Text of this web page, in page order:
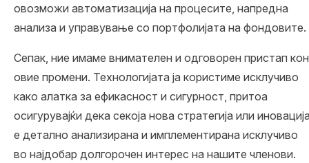
овозможи автоматизација на процесите, напредна
анализа и управување со портфолијата на фондовите.
Сепак, ние имаме внимателен и одговорен пристап кон
овие промени. Технологијата ја користиме исклучиво
како алатка за ефикасност и сигурност, притоа
осигурувајќи дека секоја нова стратегија или
е детално анализирана и имплементирана исклучиво
во најдобар долгорочен интерес на нашите членови.